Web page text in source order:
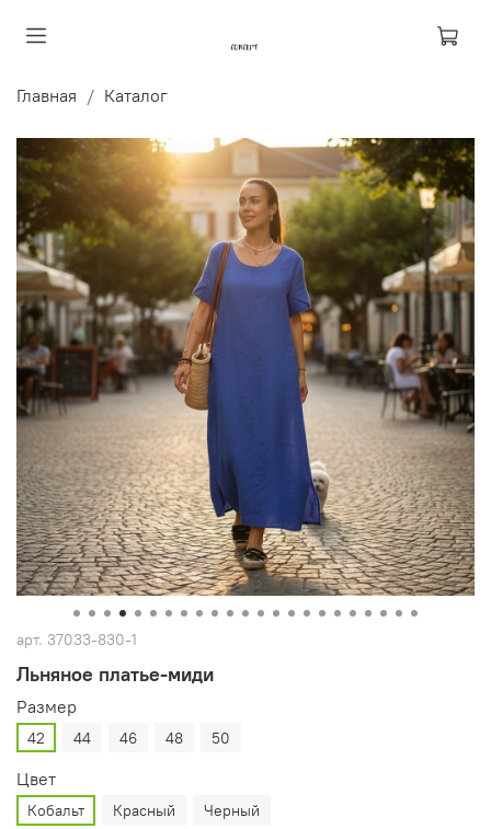
Главная Каталог
арт. 37033-830-1
Льняное платье‑миди
Размер
42 44 46 48 50
Цвет
Кобальт Красный Черный